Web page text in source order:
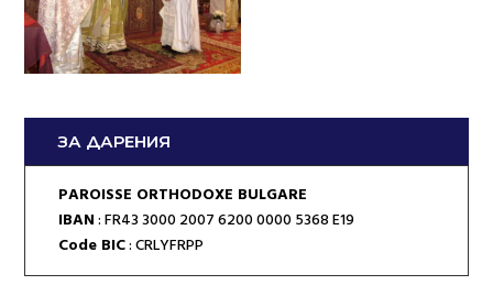
ЗА ДАРЕНИЯ
PAROISSE ORTHODOXE BULGARE
IBAN : FR43 3000 2007 6200 0000 5368 E19
Code BIC: CRLYFRPP